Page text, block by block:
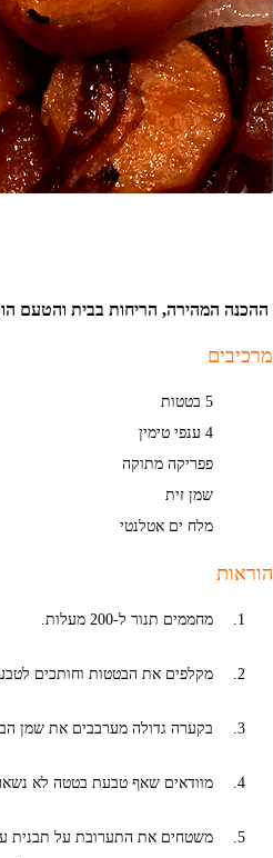
ההכנה המהירה, הריחות בבית והטעם
מרכיבים
5 בטטות
4 ענפי טימין
פפריקה מתוקה
שמן זית
מלח ים אטלנטי
הוראות
מחממים תנור ל-200 מעלות.
מקלפים את הבטטות וחותכים
בקערה גדולה מערבבים את שמן
מוודאים שאף טבעת בטטה לא
משטחים את התערובת על תבנית